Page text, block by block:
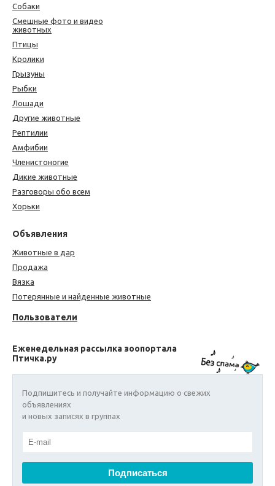
Собаки
Смешные фото и видео
животных
Птицы
Кролики
Грызуны
Рыбки
Лошади
Другие животные
Рептилии
Амфибии
Членистоногие
Дикие животные
Разговоры обо всем
Хорьки
Объявления
Животные в дар
Продажа
Вязка
Потерянные и найденные животные
Пользователи
Еженедельная рассылка зоопортала
Птичка.ру
Подпишитесь и получайте информацию о свежих
объявлениях
и новых записях в группах